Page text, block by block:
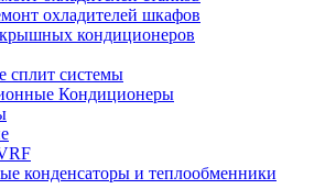
охладителей шкафов
кондиционеров
сплит системы
Кондиционеры
конденсаторы и теплообменники